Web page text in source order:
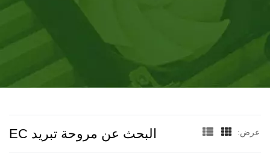
الإنتاج لتلبية مختلف الطلبات وبناء مصنع التصنيع في قوانغدونغ،
البحث عن مروحة تبريد EC عرض: